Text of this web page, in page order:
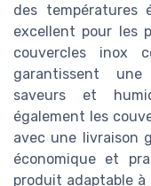
des
excellent pour les
couvercles inox
garantissent
saveurs et
également les
avec une livraison
économique et
produit adaptable